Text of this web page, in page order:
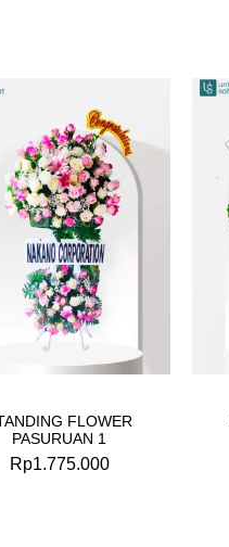
FLOWER
PASURUAN 1
Rp1.775.000